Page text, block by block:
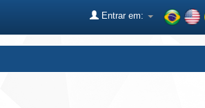
Entrar em: